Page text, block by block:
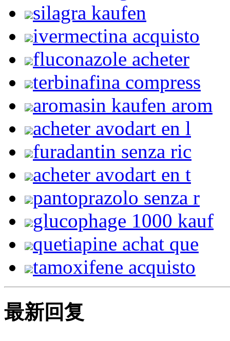
silagra kaufen
ivermectina acquisto
fluconazole acheter
terbinafina compress
aromasin kaufen arom
acheter avodart en l
furadantin senza ric
acheter avodart en t
pantoprazolo senza r
glucophage 1000 kauf
quetiapine achat que
tamoxifene acquisto
最新回复